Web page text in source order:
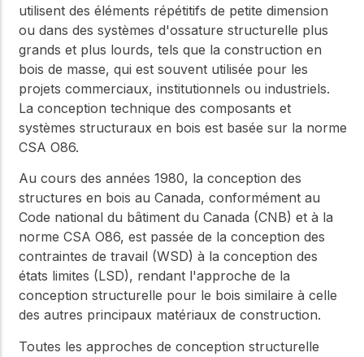
utilisent des éléments répétitifs de petite dimension
ou dans des systèmes d'ossature structurelle plus
grands et plus lourds, tels que la construction en
bois de masse, qui est souvent utilisée pour les
projets commerciaux, institutionnels ou industriels.
La conception technique des composants et
systèmes structuraux en bois est basée sur la norme
CSA O86.
Au cours des années 1980, la conception des
structures en bois au Canada, conformément au
Code national du bâtiment du Canada (CNB) et à la
norme CSA O86, est passée de la conception des
contraintes de travail (WSD) à la conception des
états limites (LSD), rendant l'approche de la
conception structurelle pour le bois similaire à celle
des autres principaux matériaux de construction.
Toutes les approches de conception structurelle